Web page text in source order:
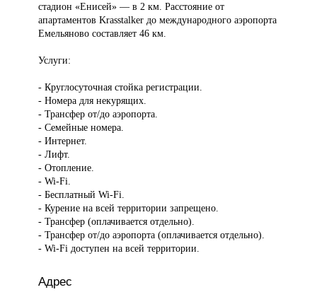
стадион «Енисей» — в 2 км. Расстояние от
апартаментов Krasstalker до международного аэропорта
Емельяново составляет 46 км.
Услуги:
- Круглосуточная стойка регистрации.
- Номера для некурящих.
- Трансфер от/до аэропорта.
- Семейные номера.
- Интернет.
- Лифт.
- Отопление.
- Wi-Fi.
- Бесплатный Wi-Fi.
- Курение на всей территории запрещено.
- Трансфер (оплачивается отдельно).
- Трансфер от/до аэропорта (оплачивается отдельно).
- Wi-Fi доступен на всей территории.
Адрес